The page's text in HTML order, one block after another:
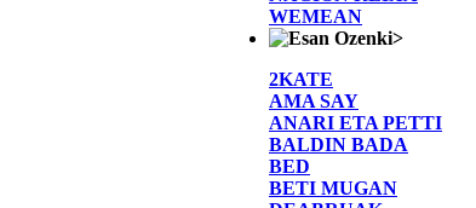
WEMEAN
>
2KATE
AMA SAY
ANARI ETA PETTI
BALDIN BADA
BED
BETI MUGAN